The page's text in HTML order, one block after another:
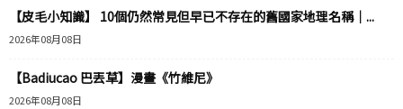
【皮毛小知識】 10個仍然常見但早已不存在的舊國家地理名稱｜...
2026年08月08日
【Badiucao 巴丟草】漫畫《竹維尼》
2026年08月08日